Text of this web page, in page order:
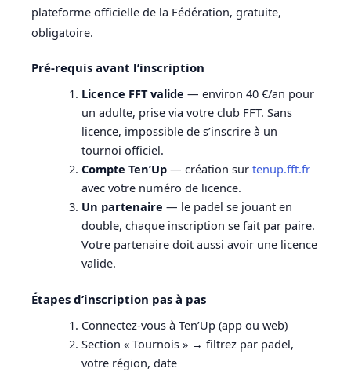
plateforme officielle de la Fédération, gratuite,
obligatoire.
Pré-requis avant l’inscription
Licence FFT valide — environ 40 €/an pour
un adulte, prise via votre club FFT. Sans
licence, impossible de s’inscrire à un
tournoi officiel.
Compte Ten’Up— création sur tenup.fft.fr
avec votre numéro de licence.
Un partenaire — le padel se jouant en
double, chaque inscription se fait par paire.
Votre partenaire doit aussi avoir une licence
valide.
Étapes d’inscription pas à pas
Connectez-vous à Ten’Up (app ou web)
Section « Tournois » → filtrez par padel,
votre région, date